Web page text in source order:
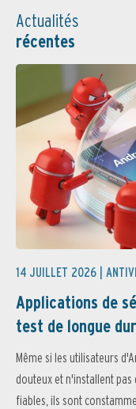
Actualités
récentes
14 JUILLET 2026 |
Applications de
test de longue
Même si les utilisateurs
douteux et n'installent
fiables, ils sont